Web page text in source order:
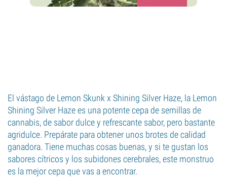
El vástago de Lemon Skunk x Shining Silver Haze, la Lemon
Shining Silver Haze es una potente cepa de semillas de
cannabis, de sabor dulce y refrescante sabor, pero bastante
agridulce. Prepárate para obtener unos brotes de calidad
ganadora. Tiene muchas cosas buenas, y si te gustan los
sabores cítricos y los subidones cerebrales, este monstruo
es la mejor cepa que vas a encontrar.